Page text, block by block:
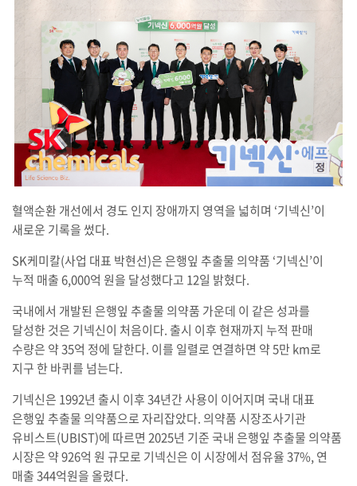
혈액순환 개선에서 경도 인지 장애까지 영역을 넓히며 ‘기넥신’이
새로운 기록을 썼다.
SK케미칼(사업 대표 박현선)은 은행잎 추출물 의약품 ‘기넥신’이
누적 매출 6,000억 원을 달성했다고 12일 밝혔다.
국내에서 개발된 은행잎 추출물 의약품 가운데 이 같은 성과를
달성한 것은 기넥신이 처음이다. 출시 이후 현재까지 누적 판매
수량은 약 35억 정에 달한다. 이를 일렬로 연결하면 약 5만 km로
지구 한 바퀴를 넘는다.
기넥신은 1992년 출시 이후 34년간 사용이 이어지며 국내 대표
은행잎 추출물 의약품으로 자리잡았다. 의약품 시장조사기관
유비스트(UBIST)에 따르면 2025년 기준 국내 은행잎 추출물 의약품
시장은 약 926억 원 규모로 기넥신은 이 시장에서 점유율 37%, 연
매출 344억원을 올렸다.